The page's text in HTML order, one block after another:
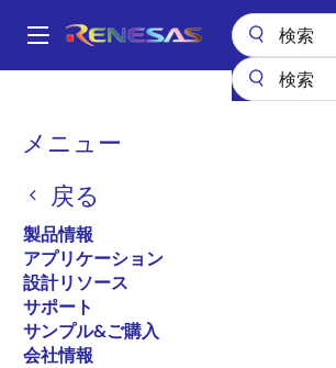
ン
Main
メニュー
戻る
製品情報
アプリケーション
設計リソース
サポート
サンプル&ご購入
会社情報
パ
く
ず
フォトカプラ（
PS9324L2
アクティブ
高 CMR，10 Mbps，オープ
タ出力 6 ピン SDIP フォト